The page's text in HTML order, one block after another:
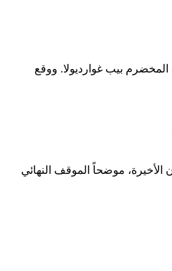
المخضرم بيب غوارديولا. ووقع
موضحاً الموقف النهائي